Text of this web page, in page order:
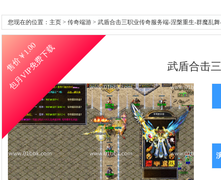
您现在的位置： 主页 > 传奇端游 > 武盾合击三职业传奇服务端-涅槃重生-群魔乱
售价￥
1.00
包月VIP免费下载 武盾合击